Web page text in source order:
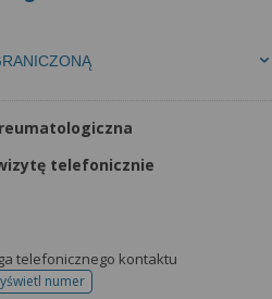
telefonicznie
telefonicznego kontaktu
numer
telefonu do rejestracji